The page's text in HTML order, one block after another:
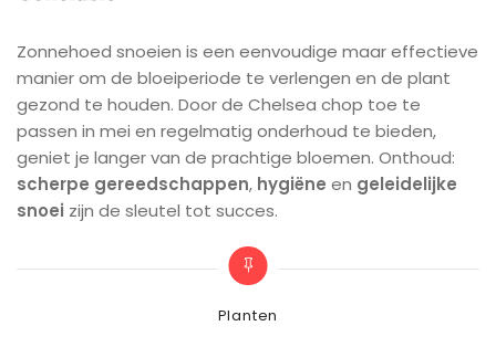
Zonnehoed snoeien is een eenvoudige maar effectieve
manier om de bloeiperiode te verlengen en de plant
gezond te houden. Door de Chelsea chop toe te
passen in mei en regelmatig onderhoud te bieden,
geniet je langer van de prachtige bloemen. Onthoud:
scherpe gereedschappen, hygiëne en geleidelijke
snoei zijn de sleutel tot succes.
Categories
Planten